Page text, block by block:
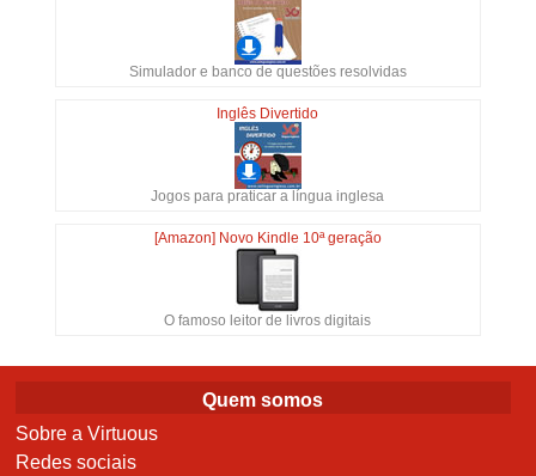
Simulador e banco de questões resolvidas
Inglês Divertido
Jogos para praticar a língua inglesa
[Amazon] Novo Kindle 10ª geração
O famoso leitor de livros digitais
Quem somos
Sobre a Virtuous
Redes sociais